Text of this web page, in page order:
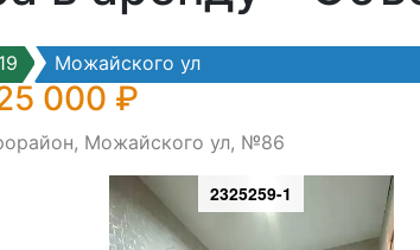
Можайского ул
000 ₽
Можайского ул, №86
2325259-1